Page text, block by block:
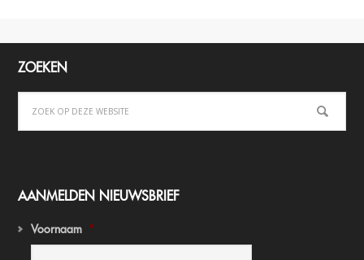
ZOEKEN
AANMELDEN NIEUWSBRIEF
Voornaam *